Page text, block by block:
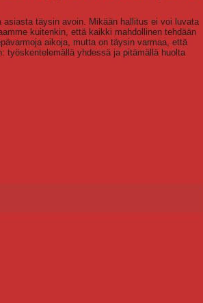
täysin avoin. Mikään hallitus ei voi luvata
kuitenkin, että kaikki mahdollinen tehdään
aikoja, mutta on täysin varmaa, että
työskentelemällä yhdessä ja pitämällä huolta